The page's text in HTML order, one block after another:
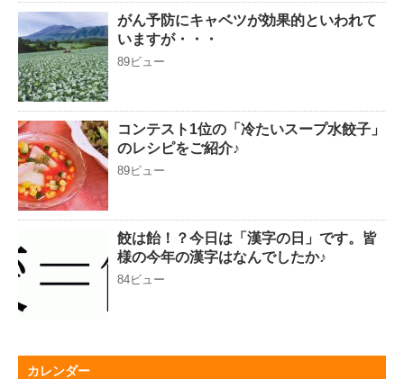
がん予防にキャベツが効果的といわれて
いますが・・・
89ビュー
コンテスト1位の「冷たいスープ水餃子」
のレシピをご紹介♪
89ビュー
餃は飴！？今日は「漢字の日」です。皆
様の今年の漢字はなんでしたか♪
84ビュー
カレンダー